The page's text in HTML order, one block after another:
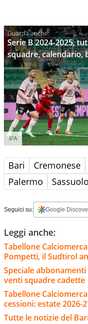
Serie B 2024-2025,
squadre, calendario,
IPA
Bari Cremonese
Palermo
Sassuolo
Seguici su: Google
Leggi anche:
Tabellone
Pompetti, il Sudtirol
Speciale
venti squadre cadette
Tabellone
cessioni: estate 2026-
Tutte le notizie del